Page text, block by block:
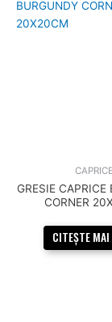
CAPRICE
GRESIE CAPRICE
CORNER
CITEȘTE